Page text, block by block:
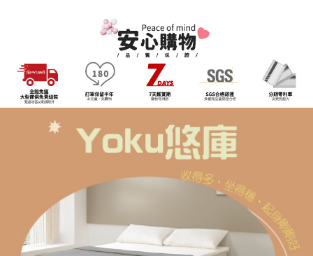
１．透過由恩沛科技股份有限公司提供之「AFTEE先享後付」服務完成之交
易，需依本服務之必要範圍內提供個人資料，並將交易相關給付款項請求債
權轉讓予恩沛科技股份有限公司。
２．關於個人資料處理事宜，請瀏覽以下網址：
https://aftee.tw/terms/#terms3
３．未成年的使用者請事先徵得法定代理人或監護人之同意方可使用
４．使用「AFTEE先享後付」時，將依據個別帳號之用戶狀況，依本公司即
時審查核予不同之上限額度；若仍有額度不足之情形，本公司將視審查結果
５．嚴禁一人註冊多個帳號或使用他人資訊註冊。若發現惡意使用之情形，
恩沛科技股份有限公司將有權停止該用戶之使用額度並採取法律行動。